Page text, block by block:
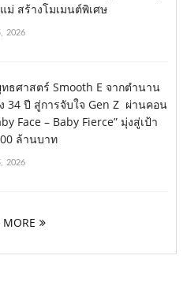
ม่ สร้างโมเมนต์พิเศษ
2026
ธศาสตร์ Smooth E จากตำนาน
34 ปี สู่การจับใจ Gen Z ผ่านคอน
Face – Baby Fierce” มุ่งสู่เป้า
ล้านบาท
2026
MORE